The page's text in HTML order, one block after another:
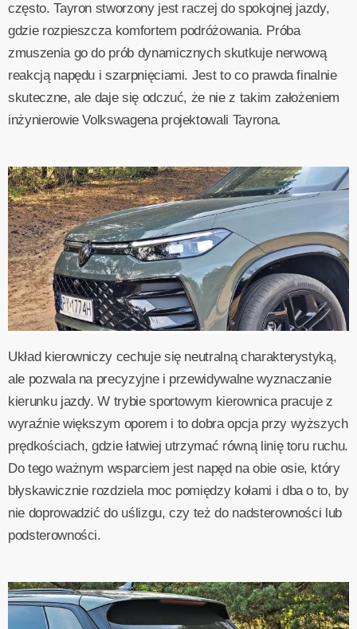
często. Tayron stworzony jest raczej do spokojnej jazdy,
gdzie rozpieszcza komfortem podróżowania. Próba
zmuszenia go do prób dynamicznych skutkuje nerwową
reakcją napędu i szarpnięciami. Jest to co prawda finalnie
skuteczne, ale daje się odczuć, że nie z takim założeniem
inżynierowie Volkswagena projektowali Tayrona.
Układ kierowniczy cechuje się neutralną charakterystyką,
ale pozwala na precyzyjne i przewidywalne wyznaczanie
kierunku jazdy. W trybie sportowym kierownica pracuje z
wyraźnie większym oporem i to dobra opcja przy wyższych
prędkościach, gdzie łatwiej utrzymać równą linię toru ruchu.
Do tego ważnym wsparciem jest napęd na obie osie, który
błyskawicznie rozdziela moc pomiędzy kołami i dba o to, by
nie doprowadzić do uślizgu, czy też do nadsterowności lub
podsterowności.